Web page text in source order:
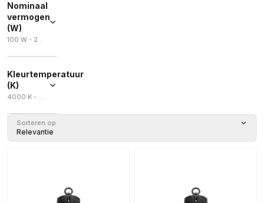
Nominaal
vermogen
(W)
100 W - 200 W
Kleurtemperatuur
(K)
4000 K - 5000 K
Sorteren op
Relevantie